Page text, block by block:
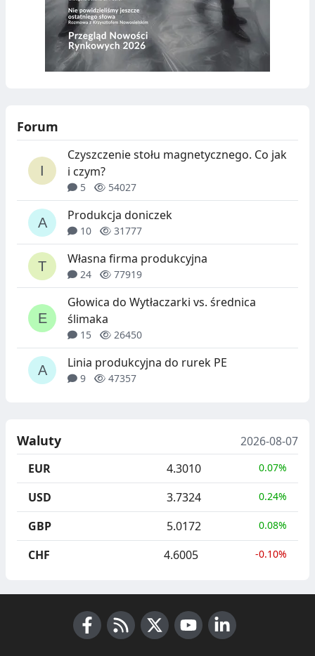
Forum
Czyszczenie stołu magnetycznego. Co jak
i czym?
5 54027
Produkcja doniczek
10 31777
Własna firma produkcyjna
24 77919
Głowica do Wytłaczarki vs. średnica
ślimaka
15 26450
Linia produkcyjna do rurek PE
9 47357
Waluty
2026-08-07
EUR
4.3010 0.07%
USD 3.7324 0.24%
GBP 5.0172 0.08%
CHF 4.6005 -0.10%